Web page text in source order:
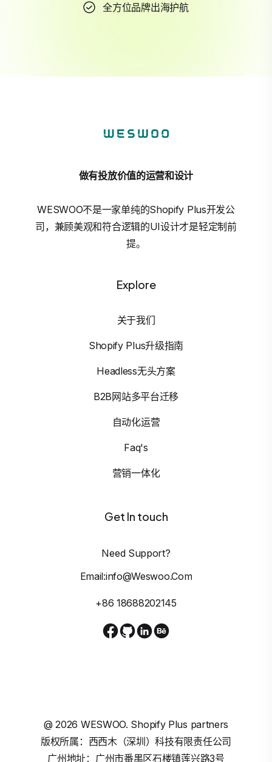
全方位品牌出海护航
做有投放价值的运营和设计
WESWOO不是一家单纯的Shopify Plus开发公
司，兼顾美观和符合逻辑的UI设计才是轻定制前
提。
Explore
关于我们
Shopify Plus升级指南
Headless无头方案
B2B网站多平台迁移
自动化运营
Faq's
营销一体化
Get In touch
Need Support?
Email:info@weswoo.com
+86 18688202145
@2026 WESWOO. Shopify Plus partners
版权所属：西西木（深圳）科技有限责任公司
广州地址：广州市番禺区石楼镇莲兴路3号